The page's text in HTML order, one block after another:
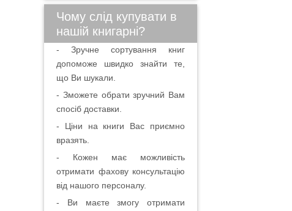
Чому слід купувати в
нашій книгарні?
- Зручне сортування книг
допоможе швидко знайти те,
що Ви шукали.
- Зможете обрати зручний Вам
спосіб доставки.
- Ціни на книги Вас приємно
вразять.
- Кожен має можливість
отримати фахову консультацію
від нашого персоналу.
- Ви маєте змогу отримати